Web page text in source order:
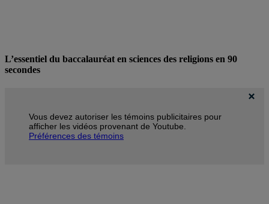
L’essentiel du baccalauréat en sciences des religions en 90
secondes
Vous devez autoriser les témoins publicitaires pour
afficher les vidéos provenant de Youtube.
Préférences des témoins